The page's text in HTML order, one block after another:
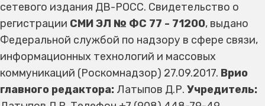
сетевого издания ДВ-РОСС. Свидетельство о
регистрации СМИ ЭЛ № ФС 77 - 71200, выдано
Федеральной службой по надзору в сфере связи,
информационных технологий и массовых
коммуникаций (Роскомнадзор) 27.09.2017. Врио
главного редактора: Латыпов Д.Р. Учредитель: